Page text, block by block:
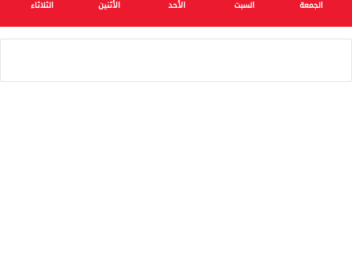
الجمعة السبت الأحد الأثنين الثلاثاء